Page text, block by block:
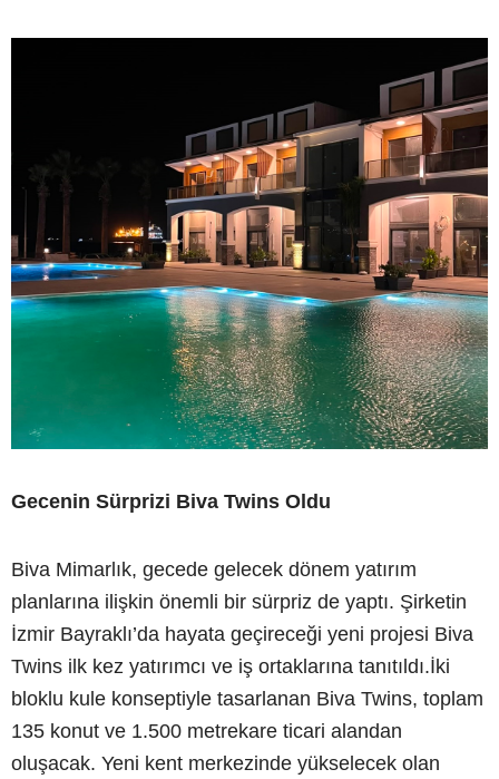
Gecenin Sürprizi Biva Twins Oldu
Biva Mimarlık, gecede gelecek dönem yatırım
planlarına ilişkin önemli bir sürpriz de yaptı. Şirketin
İzmir Bayraklı’da hayata geçireceği yeni projesi Biva
Twins ilk kez yatırımcı ve iş ortaklarına tanıtıldı.İki
bloklu kule konseptiyle tasarlanan Biva Twins, toplam
135 konut ve 1.500 metrekare ticari alandan
oluşacak. Yeni kent merkezinde yükselecek olan